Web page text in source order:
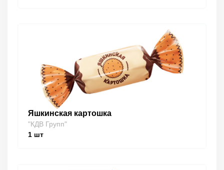
Яшкинская картошка
"КДВ Групп"
1 шт